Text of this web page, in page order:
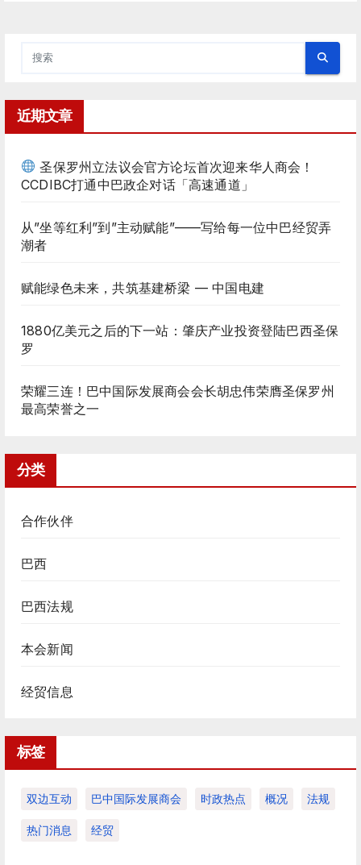
近期文章
圣保罗州立法议会官方论坛首次迎来华人商会！
CCDIBC打通中巴政企对话「高速通道」
从”坐等红利”到”主动赋能”——写给每一位中巴经贸弄
潮者
赋能绿色未来，共筑基建桥梁 — 中国电建
1880亿美元之后的下一站：肇庆产业投资登陆巴西圣保
罗
荣耀三连！巴中国际发展商会会长胡忠伟荣膺圣保罗州
最高荣誉之一
分类
合作伙伴
巴西
巴西法规
本会新闻
经贸信息
标签
双边互动 巴中国际发展商会 时政热点 概况 法规
热门消息 经贸